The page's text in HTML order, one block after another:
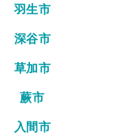
羽生市
深谷市
草加市
蕨市
入間市